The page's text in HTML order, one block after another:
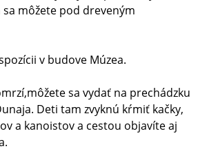
môžete pod dreveným
v budove Múzea.
sa vydať na prechádzku
Deti tam zvyknú kŕmiť kačky,
a kanoistov a cestou objavíte aj